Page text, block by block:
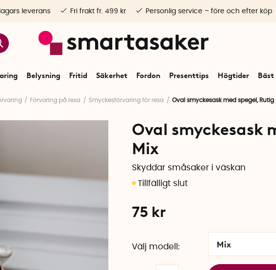
Belysning Fritid Säkerhet Fordon Presenttips Högtider
leverans Fri frakt fr. 499 kr Personlig service – före och efter köp
Förvaring på resa Smyckesförvaring för resa Oval smyckesask med spegel, Rutig
Oval smyckesask
Mix
Skyddar småsaker i väskan
75 kr
Välj modell Mix